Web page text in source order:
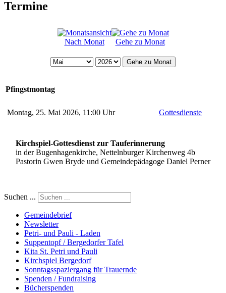
Termine
Nach Monat Gehe zu Monat
Gehe zu Monat
Pfingstmontag
Montag, 25. Mai 2026, 11:00 Uhr Gottesdienste
Kirchspiel-Gottesdienst zur Tauferinnerung
in der Bugenhagenkirche, Nettelnburger Kirchenweg 4b
Pastorin Gwen Bryde und Gemeindepädagoge Daniel Perner
Suchen ...
Gemeindebrief
Newsletter
Petri- und Pauli - Laden
Suppentopf / Bergedorfer Tafel
Kita St. Petri und Pauli
Kirchspiel Bergedorf
Sonntagsspaziergang für Trauernde
Spenden / Fundraising
Bücherspenden